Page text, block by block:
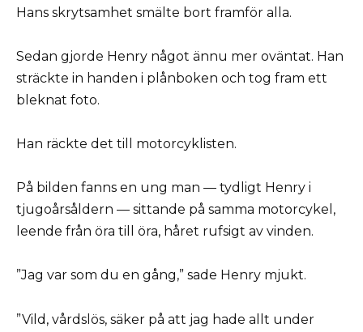
Hans skrytsamhet smälte bort framför alla.
Sedan gjorde Henry något ännu mer oväntat. Han
sträckte in handen i plånboken och tog fram ett
bleknat foto.
Han räckte det till motorcyklisten.
På bilden fanns en ung man — tydligt Henry i
tjugoårsåldern — sittande på samma motorcykel,
leende från öra till öra, håret rufsigt av vinden.
”Jag var som du en gång,” sade Henry mjukt.
”Vild, vårdslös, säker på att jag hade allt under